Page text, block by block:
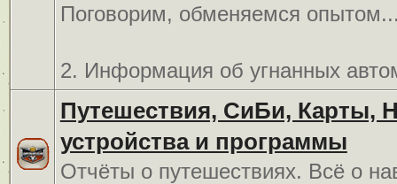
Поговорим, обменяемся
2. Информация об угнанных
Путешествия, СиБи, Карты,
устройства и программы
Отчёты о путешествиях. Всё о